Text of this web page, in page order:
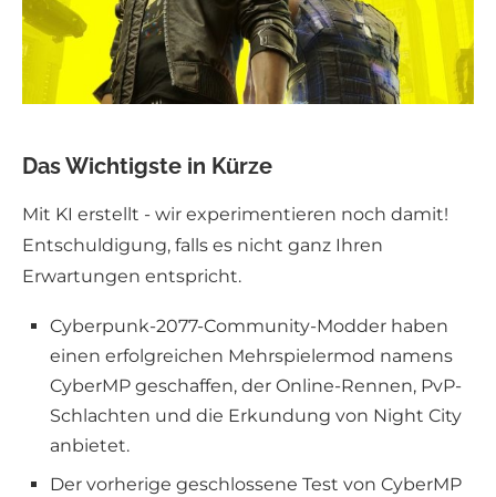
Das Wichtigste in Kürze
Mit KI erstellt - wir experimentieren noch damit!
Entschuldigung, falls es nicht ganz Ihren
Erwartungen entspricht.
Cyberpunk-2077-Community-Modder haben
einen erfolgreichen Mehrspielermod namens
CyberMP geschaffen, der Online-Rennen, PvP-
Schlachten und die Erkundung von Night City
anbietet.
Der vorherige geschlossene Test von CyberMP